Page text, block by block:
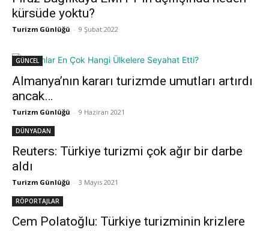
kürsüde yoktu?
Turizm Günlüğü - 9 Şubat 2022
GÜNCEL
Almanya’nın kararı turizmde umutları artırdı
ancak…
Turizm Günlüğü - 9 Haziran 2021
DÜNYADAN
Reuters: Türkiye turizmi çok ağır bir darbe
aldı
Turizm Günlüğü - 3 Mayıs 2021
RÖPORTAJLAR
Cem Polatoğlu: Türkiye turizminin krizlere